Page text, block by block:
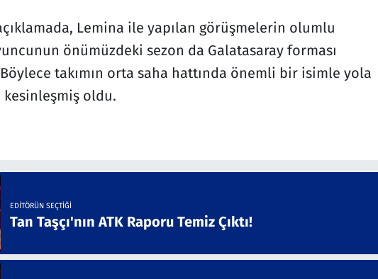
Lemina ile yapılan görüşmelerin olumlu
önümüzdeki sezon da Galatasaray forması
takımın orta saha hattında önemli bir isimle yola
kesinleşmiş oldu.
EDITÖRÜN SEÇTIĞI
Tan Taşçı'nın ATK Raporu Temiz Çıktı!